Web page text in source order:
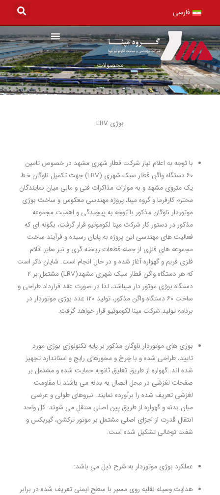
فارسی
محصولات
بوژی LRV
با توجه به اعلام نیاز شرکت قطار شهری مشهد در خصوص تامین
۶۰ دستگاه واگن قطار سبک شهری (
LRV) جهت تکمیل ناوگان خط
یک متروی مشهد و به موازات مذاکرات فنی و مالی میان نمایندگان
محترم کارفرما و گروه مپنا، پروژه مهندسی معکوس و ساخت بوژی
موتوردار ناوگان مذکور با توجه به پیچیدگی و اهمیت مجموعه
مذکور در دستور کار شرکت مپنا لکوموتیو قرار گرفت، بگونه ای که
فعالیت های مهندسی این پروژه به پایان رسیده و فرآیند ساخت
مجموعه های فلزی از جمله قطعات ریخته گری و نیز سایر اقلام
فلزی فریم و گهواره آغاز شده و در حال انجام است. شایان ذکر است
که هر دستگاه واگن قطار سبک شهری مشهد(LRV
) مشتمل بر ۲
دستگاه بوژی موتور دار می­باشد، لذا در صورت عقد قرارداد طراحی و
ساخت ۶۰ دستگاه واگن مذکور، تولید ۱۲۰ عدد بوژی موتوردار در
برنامه تولید شرکت مپنا لکوموتیو قرار خواهد گرفت.
بوژی های موتوردار ناوگان مذکور بر پایه تکنولوژی بوژی مورد
تایید، طراحی شده و با چرخ و محورهای رایج و استاندارد تجهیز
شده اند. گهواره از طریق تعلیق ثانویه حمایت شده و مشتمل بر
صفحات لغزشی در محل اتصال به بدنه می باشند تا مقاومت
لغزشی تعریف شده را برآورده نمایند. نیروهای طولی و عرضی
میان بدنه و گهواره از طریق پین اصلی منتقل می شوند. کل واحد
انتقال قدرت از اجزای اصلی مشتمل بر موتور ترکشن، گیربکس و
شفت توخالی تشکیل شده است.
عملکرد بوژی موتوردار به شرح ذیل می باشد:
هدایت وسیله نقلیه روی مسیر با سطح ایمنی تعریف شده در برابر